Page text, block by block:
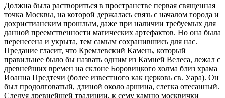
Должна была раствориться в пространстве первая священная
точка Москвы, на которой держалась связь с началом города и
дохристианским прошлым, даже при наличии требуемых для
данной преемственности магических артефактов. Но она была
перенесена и укрыта, тем самым сохранившись для нас.
Предание гласит, что Кремлевский Камень, который
правильнее было бы назвать одним из Камней Велеса, лежал с
древнейших времен на склоне Боровицкого холма близ храма
Иоанна Предтечи (более известного как церковь св. Уара). Он
был продолговатый, длиной около аршина, слегка отесанный.
Следуя древнейшей традиции, к сему камню москвички